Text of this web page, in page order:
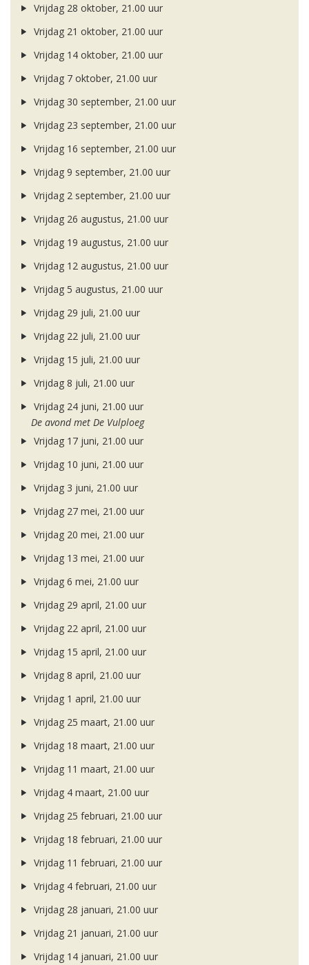
Vrijdag 28 oktober, 21.00 uur
Vrijdag 21 oktober, 21.00 uur
Vrijdag 14 oktober, 21.00 uur
Vrijdag 7 oktober, 21.00 uur
Vrijdag 30 september, 21.00 uur
Vrijdag 23 september, 21.00 uur
Vrijdag 16 september, 21.00 uur
Vrijdag 9 september, 21.00 uur
Vrijdag 2 september, 21.00 uur
Vrijdag 26 augustus, 21.00 uur
Vrijdag 19 augustus, 21.00 uur
Vrijdag 12 augustus, 21.00 uur
Vrijdag 5 augustus, 21.00 uur
Vrijdag 29 juli, 21.00 uur
Vrijdag 22 juli, 21.00 uur
Vrijdag 15 juli, 21.00 uur
Vrijdag 8 juli, 21.00 uur
Vrijdag 24 juni, 21.00 uur
De avond met De Vulploeg
Vrijdag 17 juni, 21.00 uur
Vrijdag 10 juni, 21.00 uur
Vrijdag 3 juni, 21.00 uur
Vrijdag 27 mei, 21.00 uur
Vrijdag 20 mei, 21.00 uur
Vrijdag 13 mei, 21.00 uur
Vrijdag 6 mei, 21.00 uur
Vrijdag 29 april, 21.00 uur
Vrijdag 22 april, 21.00 uur
Vrijdag 15 april, 21.00 uur
Vrijdag 8 april, 21.00 uur
Vrijdag 1 april, 21.00 uur
Vrijdag 25 maart, 21.00 uur
Vrijdag 18 maart, 21.00 uur
Vrijdag 11 maart, 21.00 uur
Vrijdag 4 maart, 21.00 uur
Vrijdag 25 februari, 21.00 uur
Vrijdag 18 februari, 21.00 uur
Vrijdag 11 februari, 21.00 uur
Vrijdag 4 februari, 21.00 uur
Vrijdag 28 januari, 21.00 uur
Vrijdag 21 januari, 21.00 uur
Vrijdag 14 januari, 21.00 uur